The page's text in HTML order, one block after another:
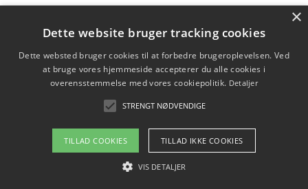
Hvordan kan gaver til unge voksne støtte bevarelsen
Copyright 2026 - Pilanto Aps
Om / kontakt
Blog Betingelser
×
Dette website bruger tracking cookies
Dette websted bruger cookies til at forbedre brugeroplevelsen. Ved
at bruge vores hjemmeside accepterer du alle cookies i
overensstemmelse med vores cookiepolitik. Detaljer
STRENGT NØDVENDIGE
TILLAD COOKIES TILLAD IKKE COOKIES
VIS DETALJER